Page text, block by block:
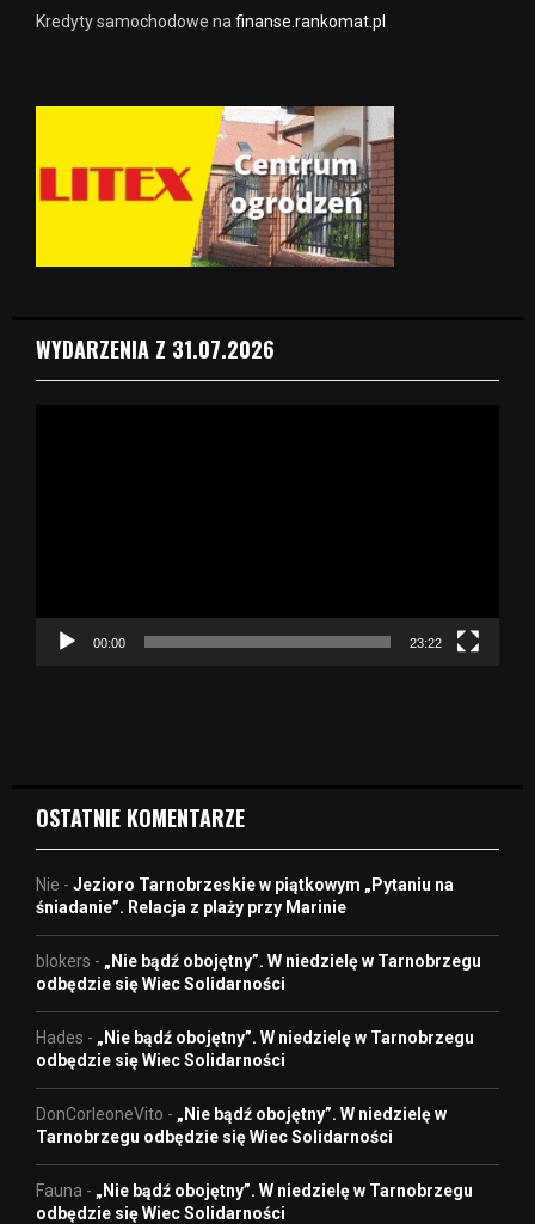
Kredyty samochodowe nafinanse.rankomat.pl
WYDARZENIA Z 31.07.2026
c
00:00 23:22
OSTATNIE KOMENTARZE
Nie - Jezioro Tarnobrzeskie w piątkowym „Pytaniu na
śniadanie”. Relacja z plaży przy Marinie
blokers - „Nie bądź obojętny”. W niedzielę w Tarnobrzegu
odbędzie się Wiec Solidarności
Hades - „Nie bądź obojętny”. W niedzielę w Tarnobrzegu
odbędzie się Wiec Solidarności
DonCorleoneVito - „Nie bądź obojętny”. W niedzielę w
Tarnobrzegu odbędzie się Wiec Solidarności
Fauna - „Nie bądź obojętny”. W niedzielę w Tarnobrzegu
odbędzie się Wiec Solidarności